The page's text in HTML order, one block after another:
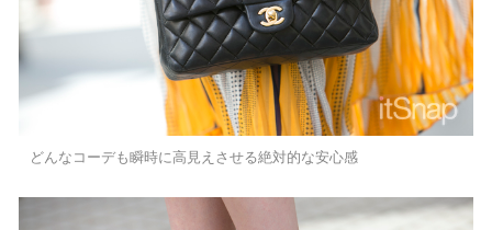
どんなコーデも瞬時に高見えさせる絶対的な安心感